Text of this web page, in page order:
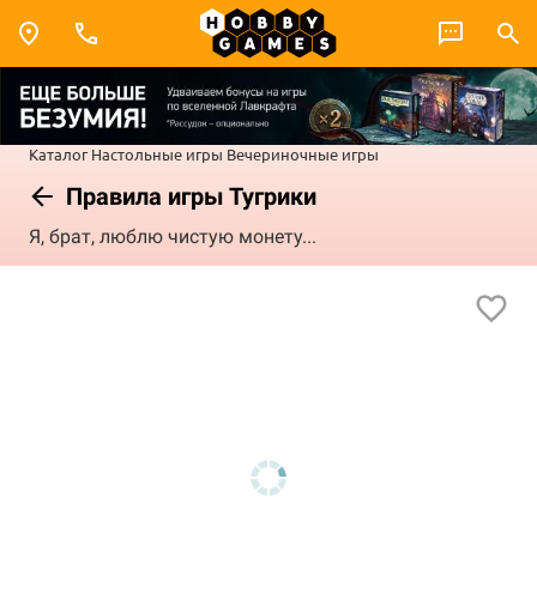
Каталог Настольные игры Вечериночные игры
Правила игры Тугрики
Я, брат, люблю чистую монету...